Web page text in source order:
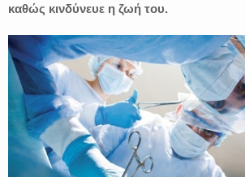
καθώς κινδύνευε η ζωή του.